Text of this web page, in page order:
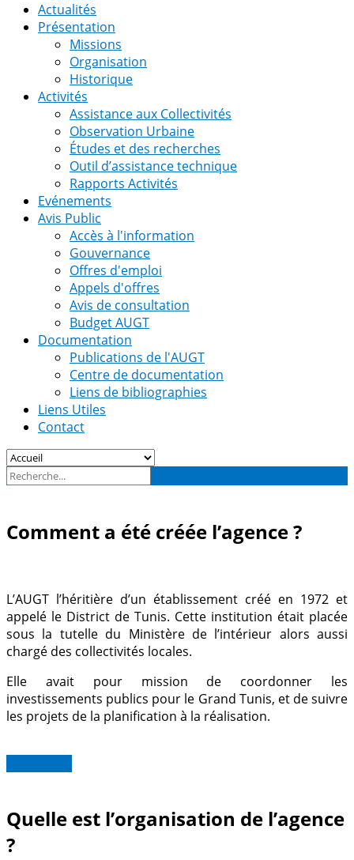
Actualités
Présentation
Missions
Organisation
Historique
Activités
Assistance aux Collectivités
Observation Urbaine
Études et des recherches
Outil d’assistance technique
Rapports Activités
Evénements
Avis Public
Accès à l'information
Gouvernance
Offres d'emploi
Appels d'offres
Avis de consultation
Budget AUGT
Documentation
Publications de l'AUGT
Centre de documentation
Liens de bibliographies
Liens Utiles
Contact
Comment a été créée l’agence ?
L’AUGT l’héritière d’un établissement créé en 1972 et
appelé le District de Tunis. Cette institution était placée
sous la tutelle du Ministère de l’intérieur alors aussi
chargé des collectivités locales.
Elle avait pour mission de coordonner les
investissements publics pour le Grand Tunis, et de suivre
les projets de la planification à la réalisation.
Quelle est l’organisation de l’agence
?